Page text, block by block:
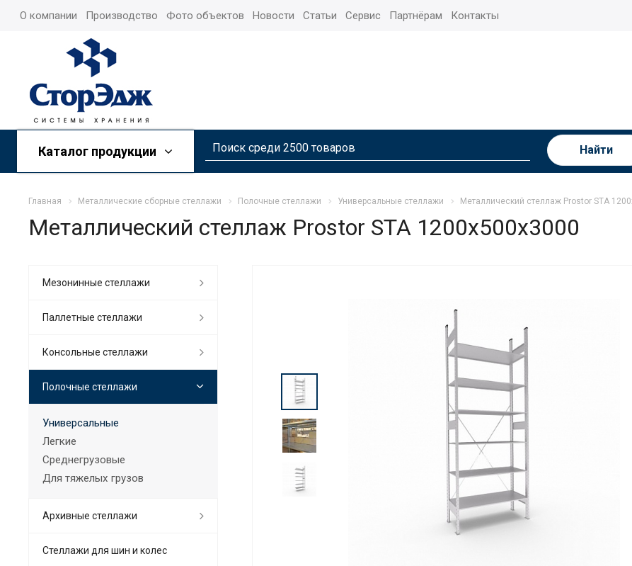
О компании Производство Фото объектов Новости Статьи Сервис Партнёрам Контакты
Каталог продукции Найти
Главная Металлические сборные стеллажи Полочные стеллажи Универсальные стеллажи Металлический стеллаж Prostor STA
Металлический стеллаж Prostor STA 1200х500х3000
Мезонинные стеллажи
Паллетные стеллажи
Консольные стеллажи
Полочные стеллажи
Универсальные
Легкие
Среднегрузовые
Для тяжелых грузов
Архивные стеллажи
Стеллажи для шин и колес